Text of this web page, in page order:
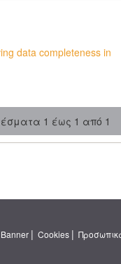
data completeness in
1 έως 1 από 1
| Cookies |